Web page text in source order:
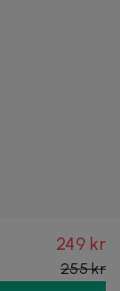
249 kr
255 kr